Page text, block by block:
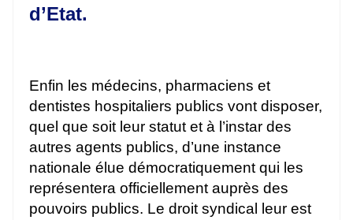
d’Etat.
Enfin les médecins, pharmaciens et
dentistes hospitaliers publics vont disposer,
quel que soit leur statut et à l’instar des
autres agents publics, d’une instance
nationale élue démocratiquement qui les
représentera officiellement auprès des
pouvoirs publics. Le droit syndical leur est